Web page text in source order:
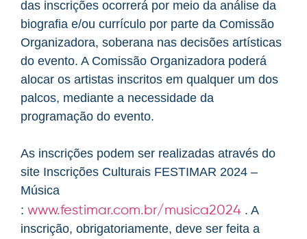
das inscrições ocorrerá por meio da análise da
biografia e/ou currículo por parte da Comissão
Organizadora, soberana nas decisões artísticas
do evento. A Comissão Organizadora poderá
alocar os artistas inscritos em qualquer um dos
palcos, mediante a necessidade da
programação do evento.
As inscrições podem ser realizadas através do
site Inscrições Culturais FESTIMAR 2024 –
Música
: www.festimar.com.br/musica2024 . A
inscrição, obrigatoriamente, deve ser feita a